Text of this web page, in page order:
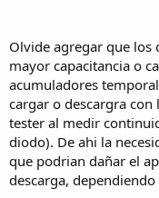
parte de fallas de sonido
¿Cómo puedo saber que
Voy a aprender mucho
qué falla para aprender a
Olvide agregar que los
mayor capacitancia o
acumuladores
cargar o descargra
tester al medir
diodo). De ahi la
que podrian dañar el
descarga,